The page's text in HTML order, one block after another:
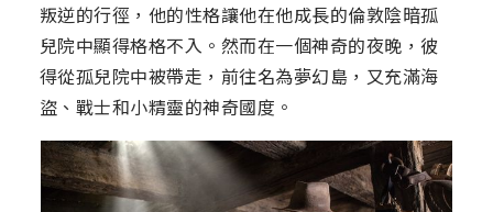
叛逆的行徑，他的性格讓他在他成長的倫敦陰暗孤
兒院中顯得格格不入。然而在一個神奇的夜晚，彼
得從孤兒院中被帶走，前往名為夢幻島，又充滿海
盜、戰士和小精靈的神奇國度。